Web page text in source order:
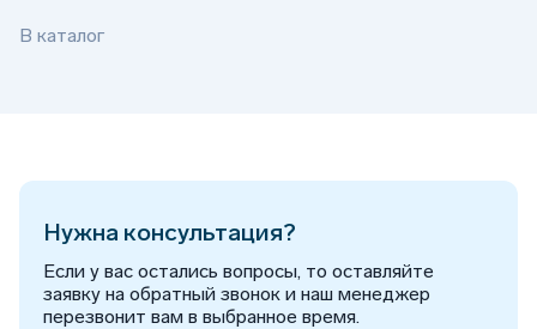
В каталог
Нужна консультация?
Если у вас остались вопросы, то оставляйте
заявку на обратный звонок и наш менеджер
перезвонит вам в выбранное время.